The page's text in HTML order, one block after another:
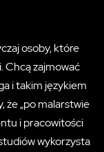
osoby, które
Chcą zajmować
i takim językiem
że „po malarstwie
i pracowitości
wykorzysta